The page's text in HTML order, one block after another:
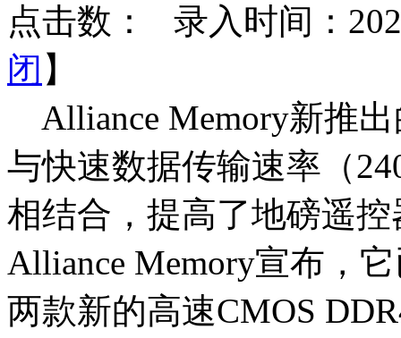
点击数：
录入时间：
闭 】
Alliance Memory新推
与快速数据传输速率（
相结合，提高了地磅遥
Alliance Memory宣布，
两款新的高速CMOS